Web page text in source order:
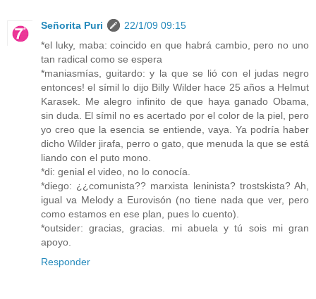
Señorita Puri
22/1/09 09:15
*el luky, maba: coincido en que habrá cambio, pero no uno
tan radical como se espera
*maniasmías, guitardo: y la que se lió con el judas negro
entonces! el símil lo dijo Billy Wilder hace 25 años a Helmut
Karasek. Me alegro infinito de que haya ganado Obama,
sin duda. El símil no es acertado por el color de la piel, pero
yo creo que la esencia se entiende, vaya. Ya podría haber
dicho Wilder jirafa, perro o gato, que menuda la que se está
liando con el puto mono.
*di: genial el video, no lo conocía.
*diego: ¿¿comunista?? marxista leninista? trostskista? Ah,
igual va Melody a Eurovisón (no tiene nada que ver, pero
como estamos en ese plan, pues lo cuento).
*outsider: gracias, gracias. mi abuela y tú sois mi gran
apoyo.
Responder